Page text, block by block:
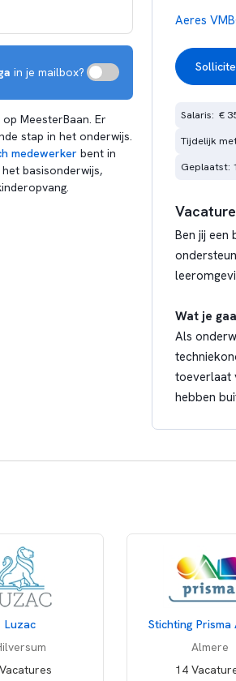
in je mailbox?
op MeesterBaan. Er
stap in het onderwijs.
medewerker bent in
basisonderwijs,
Luzac
Stichting Prisma
Almere
14
Aeres
Salaris:  €
Tijdelijk
Geplaatst:
Ben jij
Wat je
Als
toeverlaat
hebben
Onderwijs:
voelen.